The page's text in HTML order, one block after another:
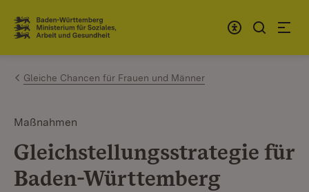
Zum Inhalt springen
Link zur Startseite
Gleiche Chancen für Frauen und Männer
Maßnahmen
Gleichstellungsstrategie für
Baden-Württemberg